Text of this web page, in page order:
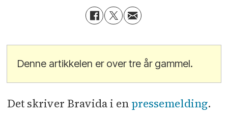
Denne artikkelen er over tre år gammel.
Det skriver Bravida i en pressemelding.